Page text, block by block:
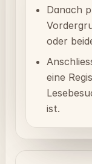
Danach
oder
eine
ist.